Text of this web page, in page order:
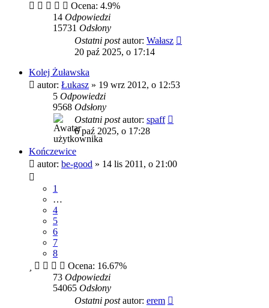
Ocena: 4.9%
14 Odpowiedzi
15731 Odsłony
Ostatni postautor: Wałasz
20 paź 2025, o 17:14
Kolej Żuławska
autor: Łukasz » 19 wrz 2012, o 12:53
5 Odpowiedzi
9568 Odsłony
Ostatni postautor: spaff
6 paź 2025, o 17:28
Kończewice
autor: be-good » 14 lis 2011, o 21:00
1
…
4
5
6
7
8
Ocena: 16.67%
73 Odpowiedzi
54065 Odsłony
Ostatni postautor: erem